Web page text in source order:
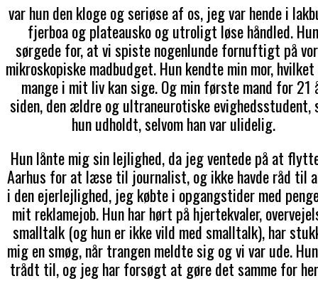
var hun den kloge og seriøse af os, jeg var hende i
fjerboa og plateausko og utroligt løse håndled. Hun
sørgede for, at vi spiste nogenlunde fornuftigt på
mikroskopiske madbudget. Hun kendte min mor,
mange i mit liv kan sige. Og min første mand for 21
siden, den ældre og ultraneurotiske evighedsstudent,
hun udholdt, selvom han var ulidelig.
Hun lånte mig sin lejlighed, da jeg ventede på at
Aarhus for at læse til journalist, og ikke havde råd til
i den ejerlejlighed, jeg købte i opgangstider med
mit reklamejob. Hun har hørt på hjertekvaler,
smalltalk (og hun er ikke vild med smalltalk), har
mig en smøg, når trangen meldte sig og vi var ude.
trådt til, og jeg har forsøgt at gøre det samme for